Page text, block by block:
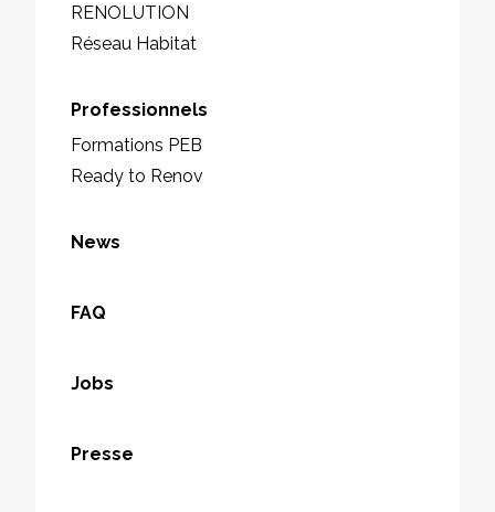
RENOLUTION
Réseau Habitat
Professionnels
Formations PEB
Ready to Renov
News
FAQ
Jobs
Presse